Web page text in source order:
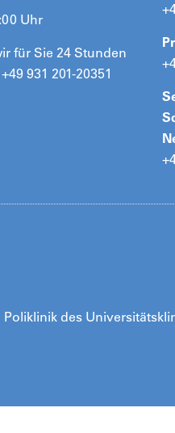
Uhr
für Sie 24 Stunden
931 201-20351
des